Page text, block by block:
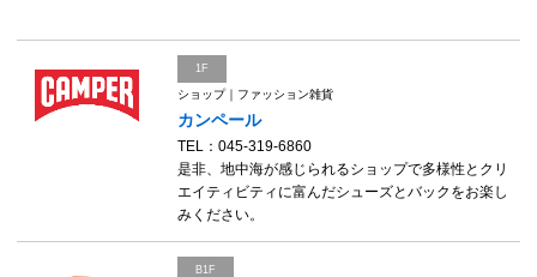
1F
ショップ｜ファッション雑貨
カンペール
TEL：045-319-6860
是非、地中海が感じられるショップで多様性とクリ
エイティビティに富んだシューズとバックをお楽し
みください。
B1F